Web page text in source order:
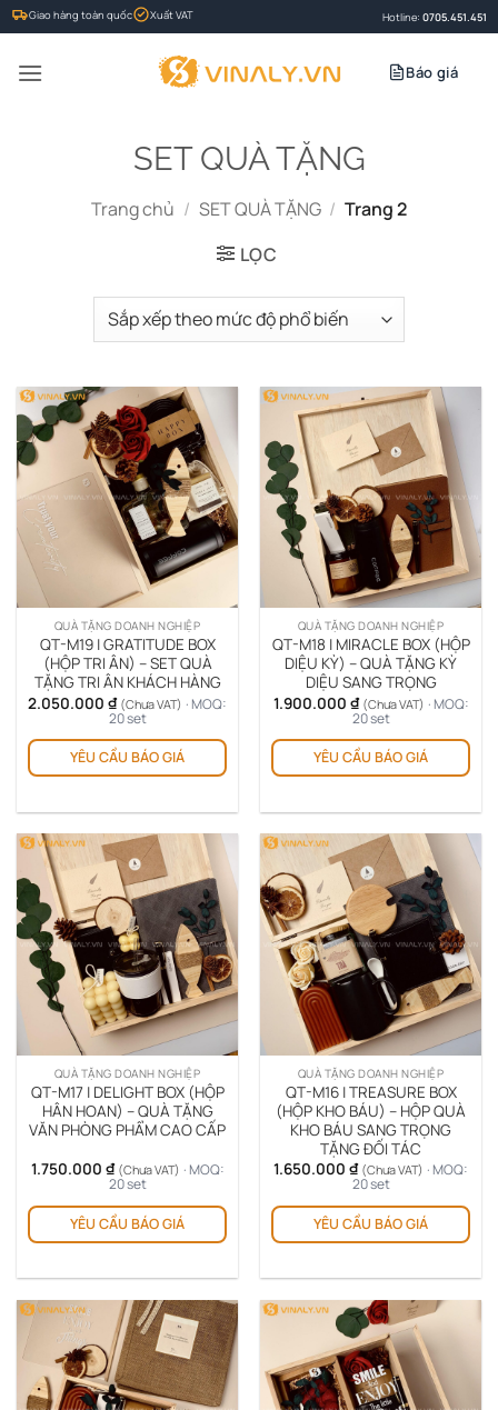
Bỏ
qua
nội
Giao hàng toàn quốc Xuất VAT Hotline: 0705.451.451
Báo giá
SET QUÀ TẶNG
Trang chủ / SET QUÀ TẶNG / Trang 2
LỌC
QUÀ TẶNG DOANH NGHIỆP
QT-M19 | GRATITUDE BOX
(HỘP TRI ÂN) – SET QUÀ
TẶNG TRI ÂN KHÁCH HÀNG
2.050.000 ₫ (Chưa VAT) · MOQ:
20 set
YÊU CẦU BÁO GIÁ
QUÀ TẶNG DOANH NGHIỆP
QT-M18 | MIRACLE BOX (HỘP
DIỆU KỲ) – QUÀ TẶNG KỲ
DIỆU SANG TRỌNG
1.900.000 ₫ (Chưa VAT) · MOQ:
20 set
YÊU CẦU BÁO GIÁ
QUÀ TẶNG DOANH NGHIỆP
QT-M17 | DELIGHT BOX (HỘP
HÂN HOAN) – QUÀ TẶNG
VĂN PHÒNG PHẨM CAO CẤP
1.750.000 ₫ (Chưa VAT) · MOQ:
20 set
YÊU CẦU BÁO GIÁ
QUÀ TẶNG DOANH NGHIỆP
QT-M16 | TREASURE BOX
(HỘP KHO BÁU) – HỘP QUÀ
KHO BÁU SANG TRỌNG
TẶNG ĐỐI TÁC
1.650.000 ₫ (Chưa VAT) · MOQ:
20 set
YÊU CẦU BÁO GIÁ